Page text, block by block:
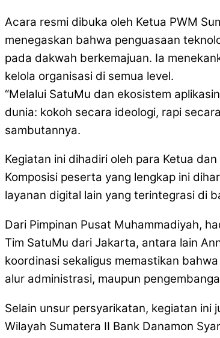
Acara resmi dibuka oleh Ketua PWM
menegaskan bahwa penguasaan
pada dakwah berkemajuan. Ia
kelola organisasi di semua level.
“Melalui SatuMu dan ekosistem
dunia: kokoh secara ideologi, rapi
sambutannya.
Kegiatan ini dihadiri oleh para Ketua
Komposisi peserta yang lengkap ini
layanan digital lain yang terintegrasi di
Dari Pimpinan Pusat Muhammadiyah,
Tim SatuMu dari Jakarta, antara lain
koordinasi sekaligus memastikan
alur administrasi, maupun
Selain unsur persyarikatan, kegiatan ini
Wilayah Sumatera II Bank Danamon